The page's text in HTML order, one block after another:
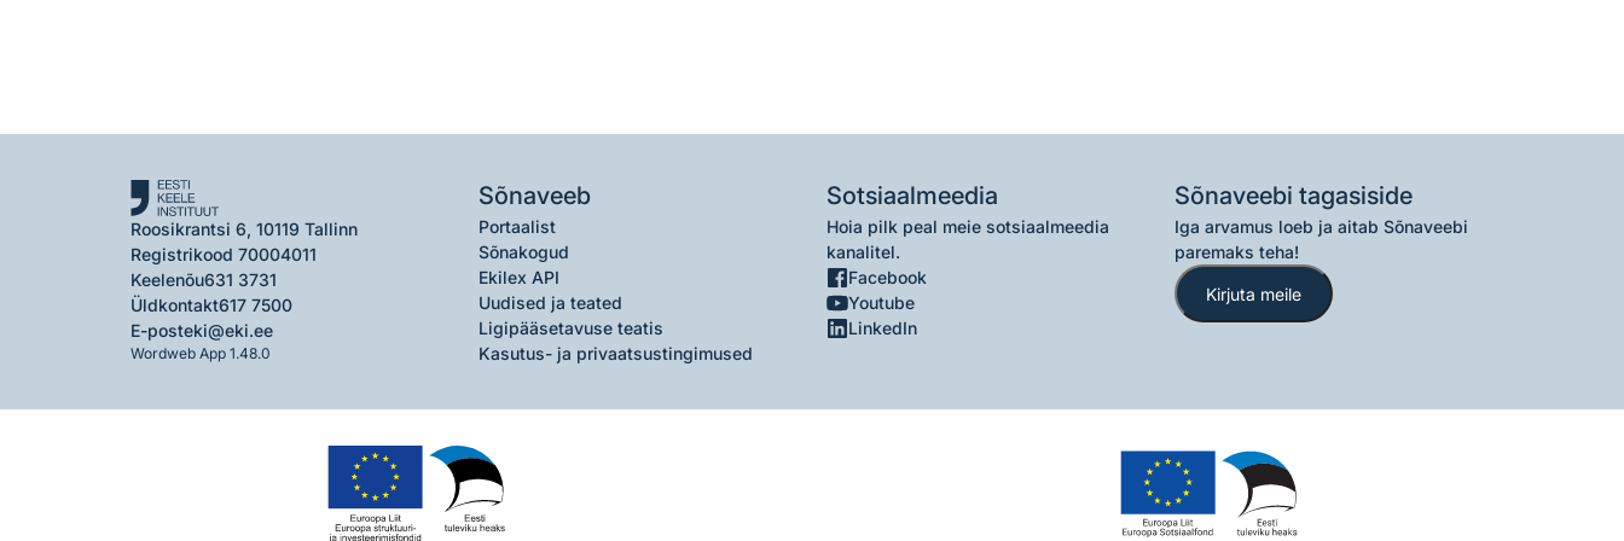
Roosikrantsi 6, 10119 Tallinn
Registrikood 70004011
Keelenõu631 3731
Üldkontakt617 7500
E-posteki@eki.ee
Wordweb App 1.48.0
Sõnaveeb
Portaalist
Sõnakogud
Ekilex API
Uudised ja teated
Ligipääsetavuse teatis
Kasutus- ja privaatsustingimused
Sotsiaalmeedia
Hoia pilk peal meie sotsiaalmeedia
kanalitel.
Facebook
Youtube
LinkedIn
Sõnaveebi tagasiside
Iga arvamus loeb ja aitab Sõnaveebi
paremaks teha!
Kirjuta meile